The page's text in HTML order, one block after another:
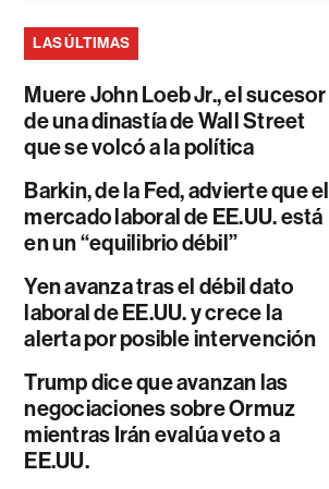
LAS ÚLTIMAS
Muere John Loeb Jr., el sucesor
de una dinastía de Wall Street
que se volcó a la política
Barkin, de la Fed, advierte que el
mercado laboral de EE.UU. está
en un “equilibrio débil”
Yen avanza tras el débil dato
laboral de EE.UU. y crece la
alerta por posible intervención
Trump dice que avanzan las
negociaciones sobre Ormuz
mientras Irán evalúa veto a
EE.UU.